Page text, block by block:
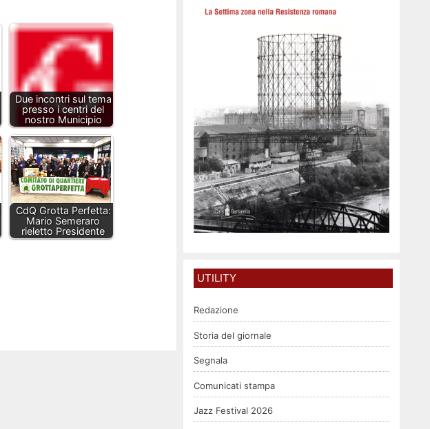
Due incontri sul tema
presso i centri del
nostro Municipio
CdQ Grotta Perfetta:
Mario Semeraro
rieletto Presidente
UTILITY
Redazione
Storia del giornale
Segnala
Comunicati stampa
Jazz Festival 2026